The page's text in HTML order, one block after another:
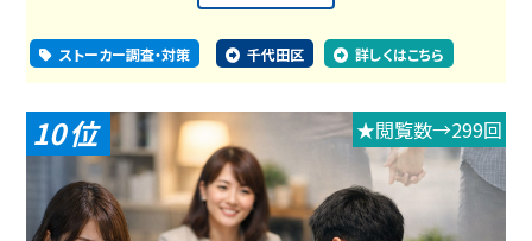
ストーカー調査・対策 千代田区 詳しくはこちら
10 ★閲覧数→299回